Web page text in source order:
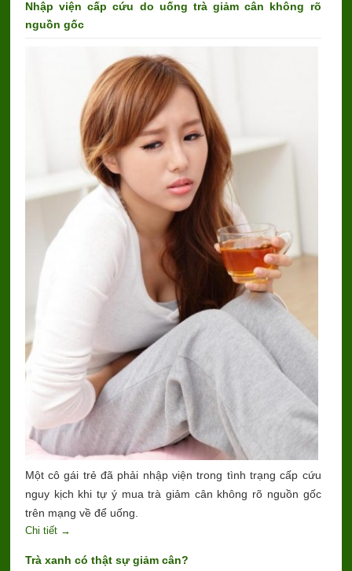
Nhập viện cấp cứu do uống trà giảm cân không rõ
nguồn gốc
Một cô gái trẻ đã phải nhập viện trong tình trạng cấp cứu
nguy kịch khi tự ý mua trà giảm cân không rõ nguồn gốc
trên mạng về để uống.
Chi tiết →
Trà xanh có thật sự giảm cân?